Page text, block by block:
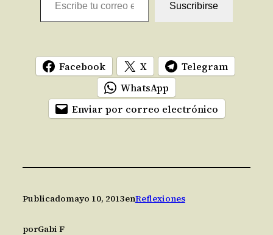
Suscribirse
Facebook X
Telegram
WhatsApp
Enviar por correo electrónico
Publicadomayo 10, 2013enReflexiones
porGabi F